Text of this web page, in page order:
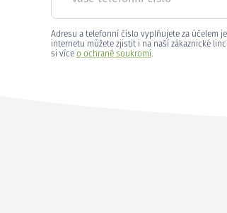
Adresu a telefonní číslo vyplňujete za účelem
internetu můžete zjistit i na naší zákaznické
si více o ochraně soukromí.